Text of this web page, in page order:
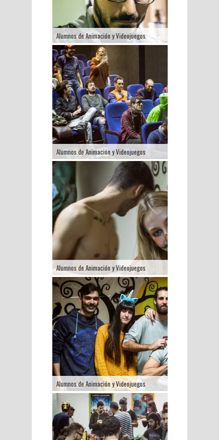
Alumnos de Animación y Videojuegos
Alumnos de Animación y Videojuegos
Alumnos de Animación y Videojuegos
Alumnos de Animación y Videojuegos